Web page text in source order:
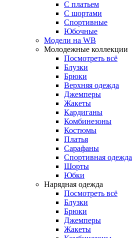
С платьем
С шортами
Спортивные
Юбочные
Модели на WB
Молодежные коллекции
Посмотреть всё
Блузки
Брюки
Верхняя одежда
Джемперы
Жакеты
Кардиганы
Комбинезоны
Костюмы
Платья
Сарафаны
Спортивная одежда
Шорты
Юбки
Нарядная одежда
Посмотреть всё
Блузки
Брюки
Джемперы
Жакеты